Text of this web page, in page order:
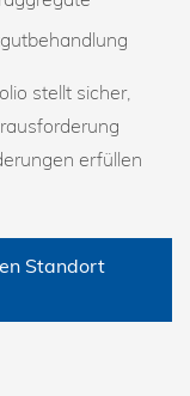
stellt sicher,
erfüllen
Standort